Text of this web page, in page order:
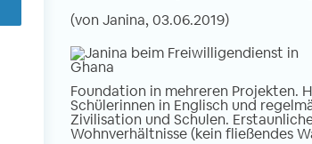
(von Janina, 03.06.2019)
Foundation in mehreren Projekten.
Schülerinnen in Englisch und
Zivilisation und Schulen.
Wohnverhältnisse (kein fließendes